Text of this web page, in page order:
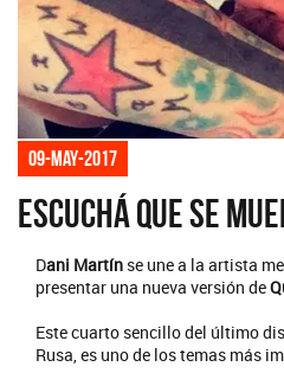
09-may-2017
Escuchá Que Se
Dani Martín se une a la artista
presentar una nueva versión de
Este cuarto sencillo del último
Rusa, es uno de los temas más